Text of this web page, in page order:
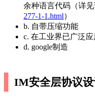
余种语言代码（详见
277-1-1.html）
b. 自带压缩功能
c. 在工业界已广泛应
d. google制造
IM安全层协议